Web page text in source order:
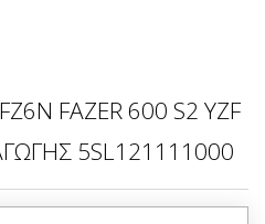
FAZER 600 S2 YZF
5SL121111000